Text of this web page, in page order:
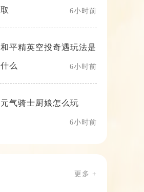
取 6小时前
和平精英空投奇遇玩法是
什么 6小时前
元气骑士厨娘怎么玩
6小时前
更多 +